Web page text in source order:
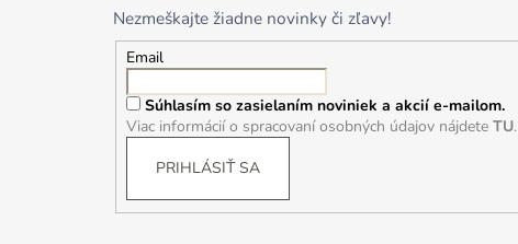
Nezmeškajte žiadne novinky či zľavy!
Email
Súhlasím so zasielaním noviniek a akcií e-mailom.
Viac informácií o spracovaní osobných údajov nájdete TU.
PRIHLÁSIŤ SA